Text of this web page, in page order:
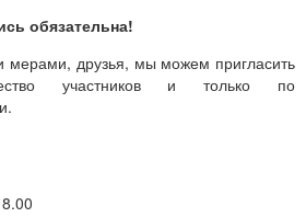
обязательна!
мерами, друзья, мы можем пригласить
участников и только по